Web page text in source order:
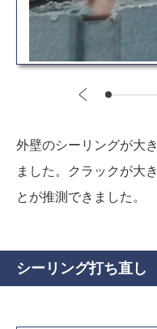
外壁のシーリングが大
ました。クラックが大
とが推測できました。
シーリング打ち直し